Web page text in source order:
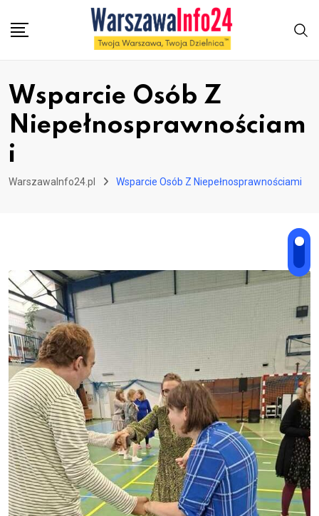
Wsparcie Osób Z
Niepełnosprawnościam
i
WarszawaInfo24.pl Wsparcie Osób Z Niepełnosprawnościami